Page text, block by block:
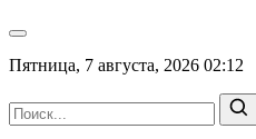
Пятница, 7 августа, 2026 02:12